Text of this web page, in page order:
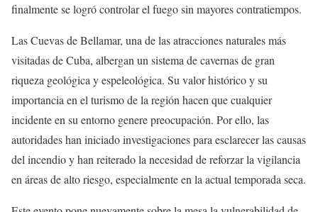
finalmente se logró controlar el fuego sin mayores contratiempos.
Las Cuevas de Bellamar, una de las atracciones naturales más
visitadas de Cuba, albergan un sistema de cavernas de gran
riqueza geológica y espeleológica. Su valor histórico y su
importancia en el turismo de la región hacen que cualquier
incidente en su entorno genere preocupación. Por ello, las
autoridades han iniciado investigaciones para esclarecer las causas
del incendio y han reiterado la necesidad de reforzar la vigilancia
en áreas de alto riesgo, especialmente en la actual temporada seca.